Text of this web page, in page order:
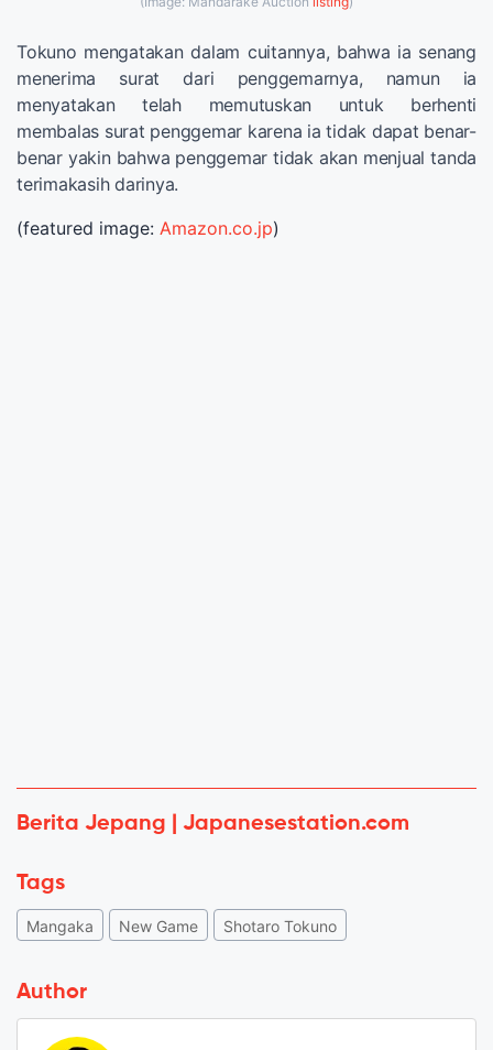
Tokuno mengatakan dalam cuitannya, bahwa ia senang
menerima surat dari penggemarnya, namun ia
menyatakan telah memutuskan untuk berhenti
membalas surat penggemar karena ia tidak dapat benar-
benar yakin bahwa penggemar tidak akan menjual tanda
terimakasih darinya.
(featured image: Amazon.co.jp)
Berita Jepang | Japanesestation.com
Tags
Mangaka New Game Shotaro Tokuno
Author